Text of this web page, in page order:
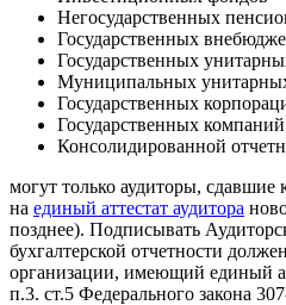
Негосударственных
Государственных
Государственных
Муниципальных
Государственных
Государственных компаний
Консолидированной
могут только аудиторы,
на единый аттестат аудитора
позднее). Подписывать
бухгалтерской отчетности
организации, имеющий единый
п.3. ст.5 Федерального закона